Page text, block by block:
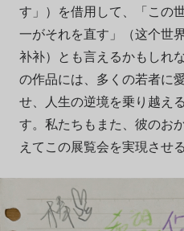
す」）を借用して、「この
一がそれを直す」（这个世
补补）とも言えるかもしれ
の作品には、多くの若者に
せ、人生の逆境を乗り越え
す。私たちもまた、彼のお
えてこの展覧会を実現させ